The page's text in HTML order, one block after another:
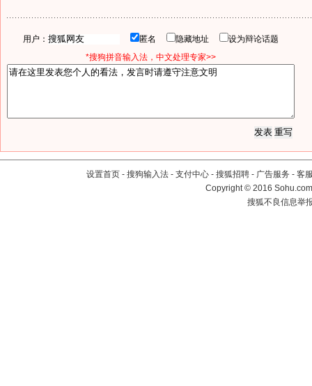
用户： 匿名 隐藏地址
设为辩论话题
*搜狗拼音输入法，中文处理专家>>
设置首页 - 搜狗输入法 - 支付中心 - 搜狐招聘 - 广告服务 - 客
Copyright©2016
搜狐不良信息举